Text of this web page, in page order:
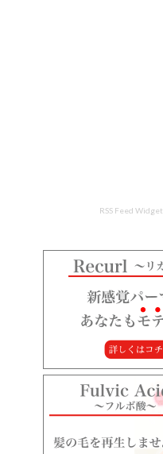
RSS Feed Widget